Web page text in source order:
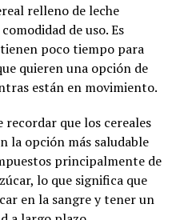
relleno de leche
de uso. Es
poco tiempo para
quieren una opción de
están en movimiento.
que los cereales
la opción más saludable
principalmente de
lo que significa que
en la sangre y tener un